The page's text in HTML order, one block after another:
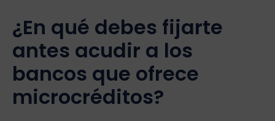
¿En qué debes fijarte
antes acudir a los
bancos que ofrece
microcréditos?